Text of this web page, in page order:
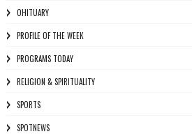
OHITUARY
PROFILE OF THE WEEK
PROGRAMS TODAY
RELIGION & SPIRITUALITY
SPORTS
SPOTNEWS